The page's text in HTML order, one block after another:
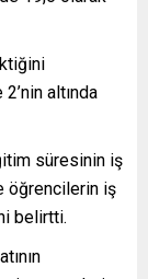
altında
süresinin iş
öğrencilerin iş
belirtti.